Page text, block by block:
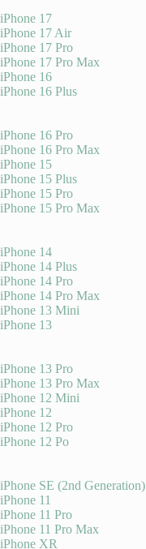
iPhone 17
iPhone 17 Air
iPhone 17 Pro
iPhone 17 Pro Max
iPhone 16
iPhone 16 Plus
iPhone 16 Pro
iPhone 16 Pro Max
iPhone 15
iPhone 15 Plus
iPhone 15 Pro
iPhone 15 Pro Max
iPhone 14
iPhone 14 Plus
iPhone 14 Pro
iPhone 14 Pro Max
iPhone 13 Mini
iPhone 13
iPhone 13 Pro
iPhone 13 Pro Max
iPhone 12 Mini
iPhone 12
iPhone 12 Pro
iPhone 12 Po
iPhone SE (2nd Generation)
iPhone 11
iPhone 11 Pro
iPhone 11 Pro Max
iPhone XR